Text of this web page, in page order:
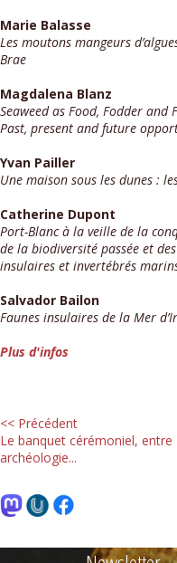
Marie Balasse
Les moutons mangeurs
Brae
Magdalena Blanz
Seaweed as Food, Fodder
Past, present and future
Yvan Pailler
Une maison sous les dunes :
Catherine Dupont
Port-Blanc à la veille de la
de la biodiversité passée et
insulaires et invertébrés
Salvador Bailon
Faunes insulaires de la Mer
Plus d'infos
<< Précédent
Le banquet cérémoniel, entre
archéologie...